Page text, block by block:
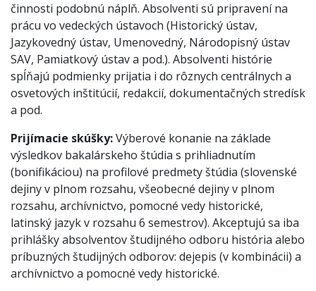
činnosti podobnú náplň. Absolventi sú pripravení na
prácu vo vedeckých ústavoch (Historický ústav,
Jazykovedný ústav, Umenovedný, Národopisný ústav
SAV, Pamiatkový ústav a pod.). Absolventi histórie
spĺňajú podmienky prijatia i do rôznych centrálnych a
osvetových inštitúcií, redakcií, dokumentačných stredísk
a pod.
Prijímacie skúšky:Výberové konanie na základe
výsledkov bakalárskeho štúdia s prihliadnutím
(bonifikáciou) na profilové predmety štúdia (slovenské
dejiny v plnom rozsahu, všeobecné dejiny v plnom
rozsahu, archívnictvo, pomocné vedy historické,
latinský jazyk v rozsahu 6 semestrov). Akceptujú sa iba
prihlášky absolventov študijného odboru história alebo
príbuzných študijných odborov: dejepis (v kombinácii) a
archívnictvo a pomocné vedy historické.